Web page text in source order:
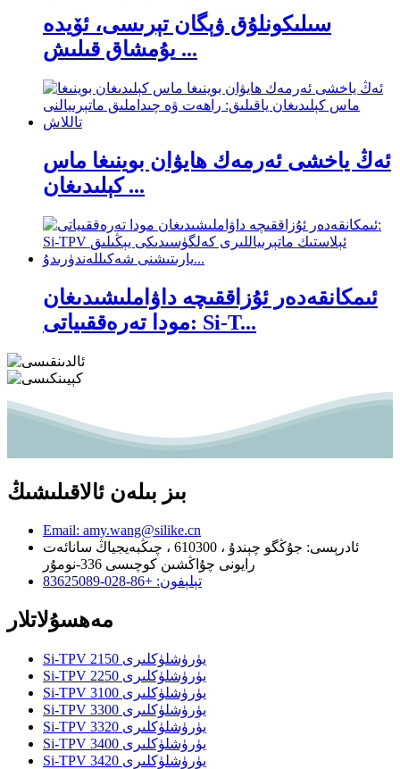
سىلىكونلۇق ۋېگان تېرىسى، ئۆيدە
يۇمشاق قىلىش ...
ئەڭ ياخشى ئەرمەك ھايۋان بوينىغا ماس
كېلىدىغان ...
ئىمكانقەدەر ئۇزاققىچە داۋاملىشىدىغان
مودا تەرەققىياتى: Si-T...
بىز بىلەن ئالاقىلىشىڭ
Email: amy.wang@silike.cn
ئادرېسى: جۇڭگو چېندۇ ، 610300 ، چىڭبەيجياڭ سانائەت
رايونى چۇاڭشىن كوچىسى 336-نومۇر
تېلېفون: +86-028-83625089
مەھسۇلاتلار
Si-TPV 2150 يۈرۈشلۈكلىرى
Si-TPV 2250 يۈرۈشلۈكلىرى
Si-TPV 3100 يۈرۈشلۈكلىرى
Si-TPV 3300 يۈرۈشلۈكلىرى
Si-TPV 3320 يۈرۈشلۈكلىرى
Si-TPV 3400 يۈرۈشلۈكلىرى
Si-TPV 3420 يۈرۈشلۈكلىرى